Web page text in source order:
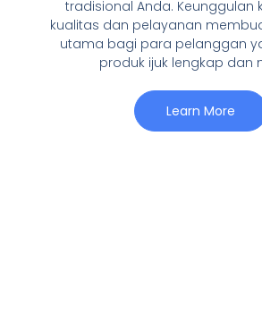
tradisional Anda. Keunggulan
kualitas dan pelayanan
utama bagi para pelanggan
produk ijuk lengkap dan
Learn More